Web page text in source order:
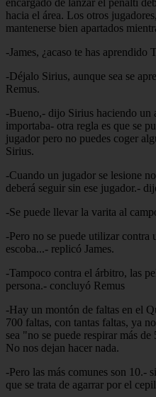
hacia el área. Los otros
mantenerse bien apartados
-James, ¿acaso te has
-Déjalo Sirius, aunque sea se
Remus.
-Bueno,- dijo Sirius haciendo un
importaba- otra regla es que se
jugador pero no puedes coger
Sirius.
-Cuando un jugador se lesione
deberá seguir sin ese jugador.-
-Se puede llevar la varita al
-Pero no se puede utilizar
escoba...- replicó James.
-Tampoco contra el árbitro, las
persona.- concluyó Remus
-Hay un montón de faltas en el
700 faltas, con tantas faltas, ya
sea "no se puede respirar más
No nos dejan hacer nada.
-Pero las más comunes son 10.-
que se trata de agarrar por el